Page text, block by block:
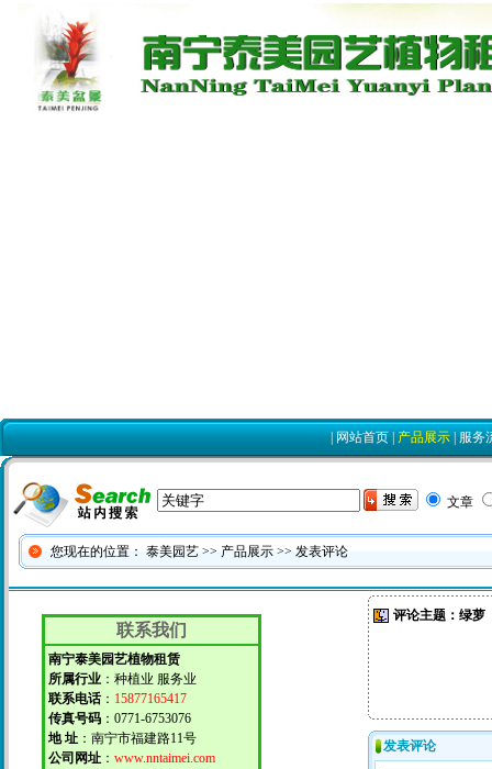
|网站首页|产品展示|服务
文章
您现在的位置： 泰美园艺 >> 产品展示 >> 发表评论
联系我们
南宁泰美园艺植物租赁
所属行业：种植业 服务业
联系电话： 15877165417
传真号码：0771-6753076
地 址：南宁市福建路11号
公司网址： www.nntaimei.com
评论主题：绿萝
发表评论